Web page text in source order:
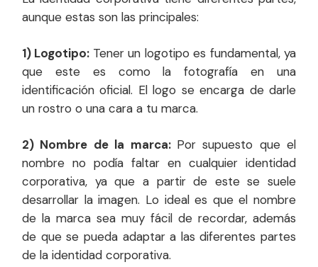
aunque estas son las principales:
1) Logotipo: Tener un logotipo es fundamental, ya
que este es como la fotografía en una
identificación oficial. El logo se encarga de darle
un rostro o una cara a tu marca.
2) Nombre de la marca: Por supuesto que el
nombre no podía faltar en cualquier identidad
corporativa, ya que a partir de este se suele
desarrollar la imagen. Lo ideal es que el nombre
de la marca sea muy fácil de recordar, además
de que se pueda adaptar a las diferentes partes
de la identidad corporativa.